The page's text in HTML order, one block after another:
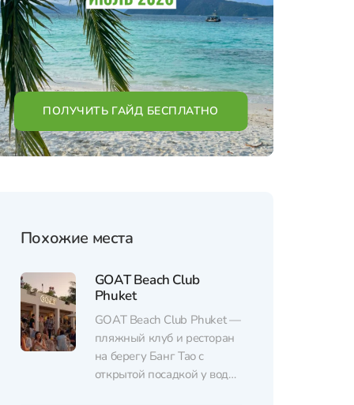
ПОЛУЧИТЬ ГАЙД БЕСПЛАТНО
Похожие места
GOAT Beach Club
Phuket
GOAT Beach Club Phuket —
пляжный клуб и ресторан
на берегу Банг Тао с
открытой посадкой у воды